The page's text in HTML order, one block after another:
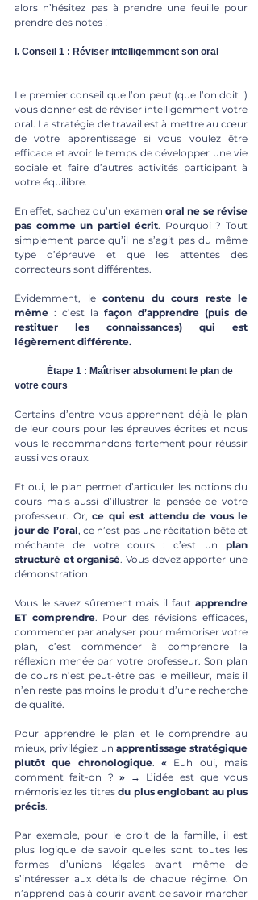
alors n’hésitez pas à prendre une feuille pour
prendre des notes !
I. Conseil 1 : Réviser intelligemment son oral
Le premier conseil que l’on peut (que l’on doit !)
vous donner est de réviser intelligemment votre
oral. La stratégie de travail est à mettre au cœur
de votre apprentissage si vous voulez être
efficace et avoir le temps de développer une vie
sociale et faire d’autres activités participant à
votre équilibre.
En effet, sachez qu’un examen oral ne se révise
pas comme un partiel écrit. Pourquoi ? Tout
simplement parce qu’il ne s’agit pas du même
type d’épreuve et que les attentes des
correcteurs sont différentes.
Évidemment, le contenu du cours reste le
même : c’est la façon d’apprendre (puis de
restituer les connaissances) qui est
légèrement différente.
votre cours
Certains d’entre vous apprennent déjà le plan
de leur cours pour les épreuves écrites et nous
vous le recommandons fortement pour réussir
aussi vos oraux.
Et oui, le plan permet d’articuler les notions du
cours mais aussi d’illustrer la pensée de votre
professeur. Or, ce qui est attendu de vous le
jour de l’oral, ce n’est pas une récitation bête et
méchante de votre cours : c’est un plan
structuré et organisé. Vous devez apporter une
démonstration.
Vous le savez sûrement mais il faut apprendre
ET comprendre. Pour des révisions efficaces,
commencer par analyser pour mémoriser votre
plan, c’est commencer à comprendre la
réflexion menée par votre professeur. Son plan
de cours n’est peut-être pas le meilleur, mais il
n’en reste pas moins le produit d’une recherche
de qualité.
Pour apprendre le plan et le comprendre au
mieux, privilégiez un apprentissage stratégique
plutôt que chronologique. « Euh oui, mais
comment fait-on ? » → L’idée est que vous
mémorisiez les titres du plus englobant au plus
précis.
Par exemple, pour le droit de la famille, il est
plus logique de savoir quelles sont toutes les
formes d’unions légales avant même de
s’intéresser aux détails de chaque régime. On
n’apprend pas à courir avant de savoir marcher